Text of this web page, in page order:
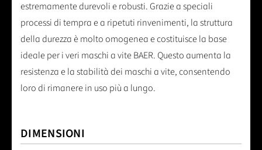
estremamente durevoli e robusti. Grazie a speciali
processi di tempra e a ripetuti rinvenimenti, la struttura
della durezza è molto omogenea e costituisce la base
ideale per i veri maschi a vite BAER. Questo aumenta la
resistenza e la stabilità dei maschi a vite, consentendo
loro di rimanere in uso più a lungo.
DIMENSIONI